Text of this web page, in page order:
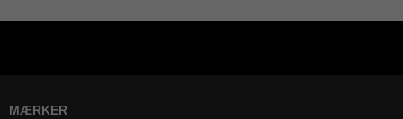
MÆRKER